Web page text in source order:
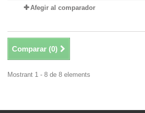
Afegir al comparador
Comparar (0)
Mostrant 1 - 8 de 8 elements